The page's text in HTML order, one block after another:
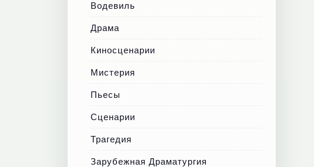
Водевиль
Драма
Киносценарии
Мистерия
Пьесы
Сценарии
Трагедия
Зарубежная Драматургия